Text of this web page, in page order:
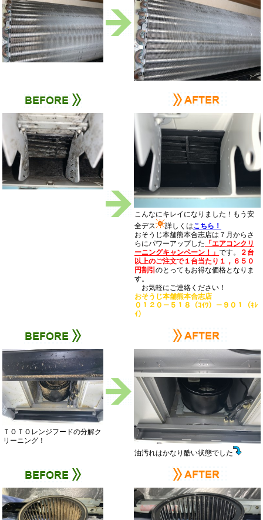
こんなにキレイになりました！もう安
全デス
詳しくはこちら！
おそうじ本舗熊本合志店は７月からさ
らにパワーアップした 「エアコンクリ
ーニングキャンペーン！」 です。
２台
以上のご注文で１台当たり１，６５０
円割引 のとってもお得な価格となりま
す。
お気軽にご連絡ください！
おそうじ本舗熊本合志店
０１２０－５１８（ｺｲﾜ）－９０１（ｷﾚ
ｲ）
ＴＯＴＯレンジフードの分解ク
リーニング！
油汚れはかなり酷い状態でした